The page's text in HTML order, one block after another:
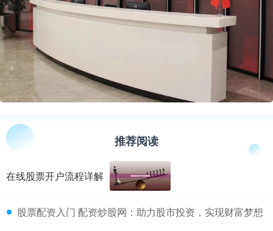
推荐阅读
在线股票开户流程详解
​股票配资入门 配资炒股网：助力股市投资，实现财富梦想